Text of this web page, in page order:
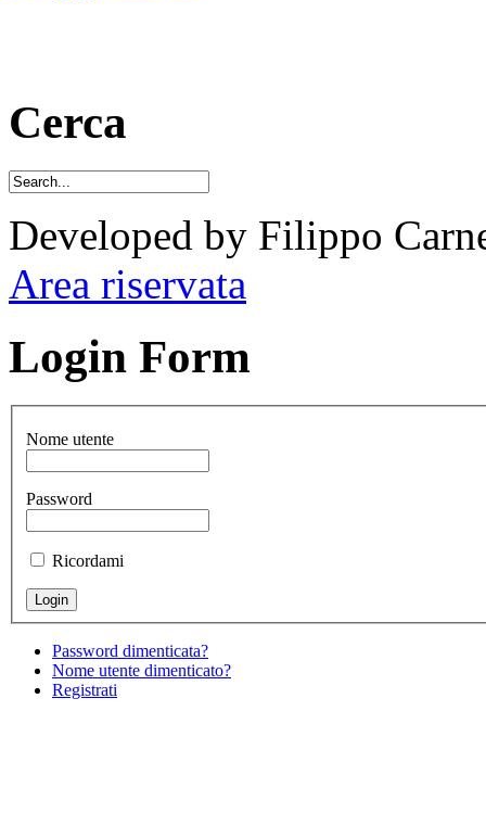
Cerca
Developed by Filippo
Area riservata
Login Form
Nome utente
Password
Ricordami
Password dimenticata?
Nome utente dimenticato?
Registrati